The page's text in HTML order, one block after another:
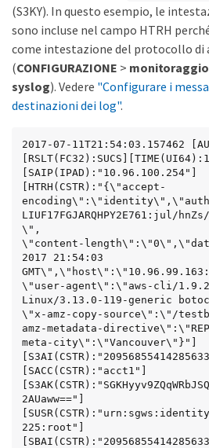
(S3KY). In questo esempio, le
sono incluse nel campo HTRH
come intestazione del protocollo di
(CONFIGURAZIONE > monitoraggio
syslog). Vedere "Configurare i
destinazioni dei log".
2017-07-11T21:54:03.157462
[SAIP(IPAD):"10.96.100.254"]
[HTRH(CSTR):"{\"accept-
LIUF17FGJARQHPY2E761:jul/
\",
\"content-
2017 21:54:03
\"user-agent\":\"aws-cli/
Linux/3.13.0-119-generic
\"x-amz-copy-source\":\"/
amz-metadata-
meta-city\":\"Vancouver\"}"]
[SACC(CSTR):"acct1"]
2AUaww=="]
225:root"]